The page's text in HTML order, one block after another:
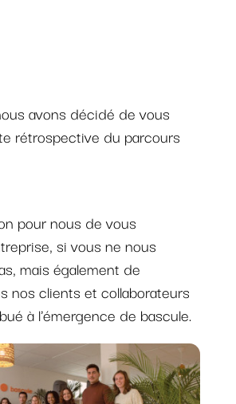
avons décidé de vous
rétrospective du parcours
pour nous de vous
si vous ne nous
mais également de
nos clients et collaborateurs
à l'émergence de bascule.